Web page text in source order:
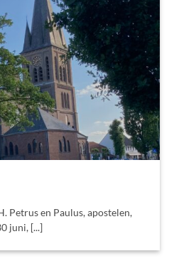
Petrus en Paulus, apostelen,
juni, [...]